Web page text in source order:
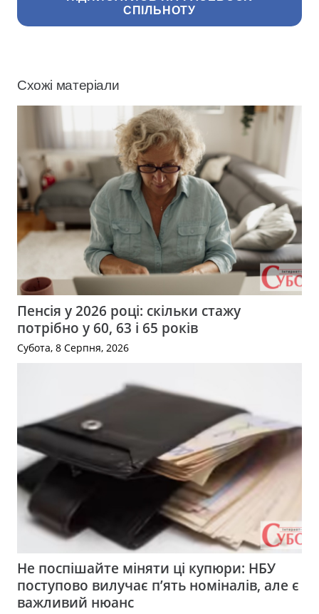
СПІЛЬНОТУ
Схожі матеріали
Пенсія у 2026 році: скільки стажу
потрібно у 60, 63 і 65 років
Субота, 8 Серпня, 2026
Не поспішайте міняти ці купюри: НБУ
поступово вилучає п’ять номіналів, але є
важливий нюанс